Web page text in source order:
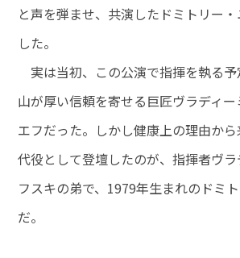
と声を弾ませ、共演したドミトリー
した。
実は当初、この公演で指揮を執る
山が厚い信頼を寄せる巨匠ヴラディ
エフだった。しかし健康上の理由か
代役として登壇したのが、指揮者ヴ
フスキの弟で、1979年生まれのドミ
だ。